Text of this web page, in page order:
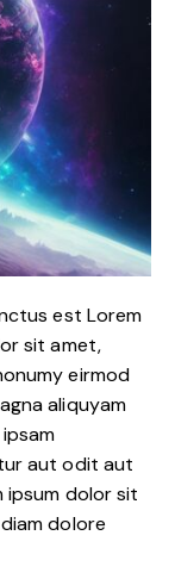
est Lorem
sit amet,
eirmod
aliquyam
aut odit aut
ipsum dolor sit
dolore